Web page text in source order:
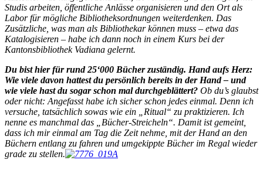
Studis arbeiten, öffentliche Anlässe organisieren und den Ort als
Labor für mögliche Bibliotheksordnungen weiterdenken. Das
Zusätzliche, was man als Bibliothekar können muss – etwa das
Katalogisieren – habe ich dann noch in einem Kurs bei der
Kantonsbibliothek Vadiana gelernt.
Du bist hier für rund 25‘000 Bücher zuständig. Hand aufs Herz:
Wie viele davon hattest du persönlich bereits in der Hand – und
wie viele hast du sogar schon mal durchgeblättert? Ob du’s glaubst
oder nicht: Angefasst habe ich sicher schon jedes einmal. Denn ich
versuche, tatsächlich sowas wie ein „Ritual“ zu praktizieren. Ich
nenne es manchmal das „Bücher-Streicheln“. Damit ist gemeint,
dass ich mir einmal am Tag die Zeit nehme, mit der Hand an den
Büchern entlang zu fahren und umgekippte Bücher im Regal wieder
grade zu stellen.